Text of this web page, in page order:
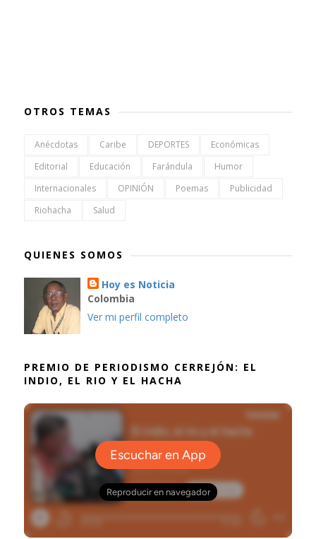
OTROS TEMAS
Anécdotas Caribe DEPORTES
Económicas
Editorial
Educación Farándula
Humor
Internacionales
OPINIÓN Poemas
Publicidad
Riohacha
Salud
QUIENES SOMOS
Hoy es Noticia
Colombia
Ver mi perfil completo
PREMIO DE PERIODISMO CERREJÓN: EL
INDIO, EL RIO Y EL HACHA